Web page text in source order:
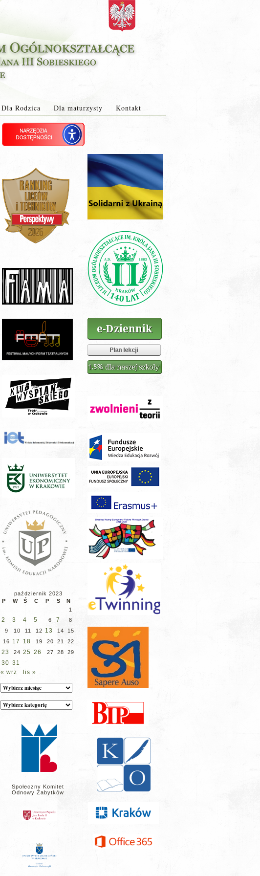
Dla Rodzica Dla maturzysty Kontakt
październik 2023
P
W Ś C P S
N
1
2 3 4 5 6 7
8
9
10 11 12 13 14
15
16 17 18 19 20 21 22
23 24 25 26 27 28 29
30 31
« wrz
lis »
Archiwum
Kategorie
wpisów
Społeczny Komitet
Odnowy Zabytków